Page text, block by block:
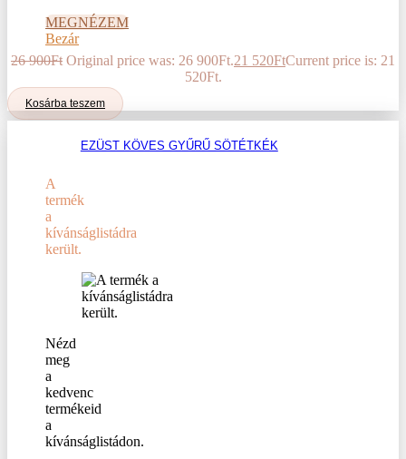
MEGNÉZEM
Bezár
26 900Ft Original price was: 26 900Ft.21 520FtCurrent price is: 21
520Ft.
Kosárba teszem
EZÜST KÖVES GYŰRŰ SÖTÉTKÉK
A
termék
a
kívánságlistádra
került.
Nézd
meg
a
kedvenc
termékeid
a
kívánságlistádon.